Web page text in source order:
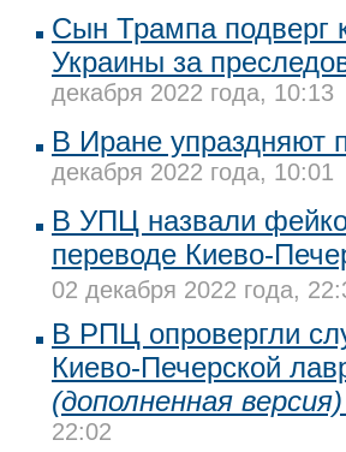
Сын Трампа подверг
Украины за
декабря 2022 года, 10:13
В Иране упраздняют
декабря 2022 года, 10:01
В УПЦ назвали
переводе Киево-
02 декабря 2022 года,
В РПЦ опровергли
Киево-Печерской
(дополненная версия)
22:02